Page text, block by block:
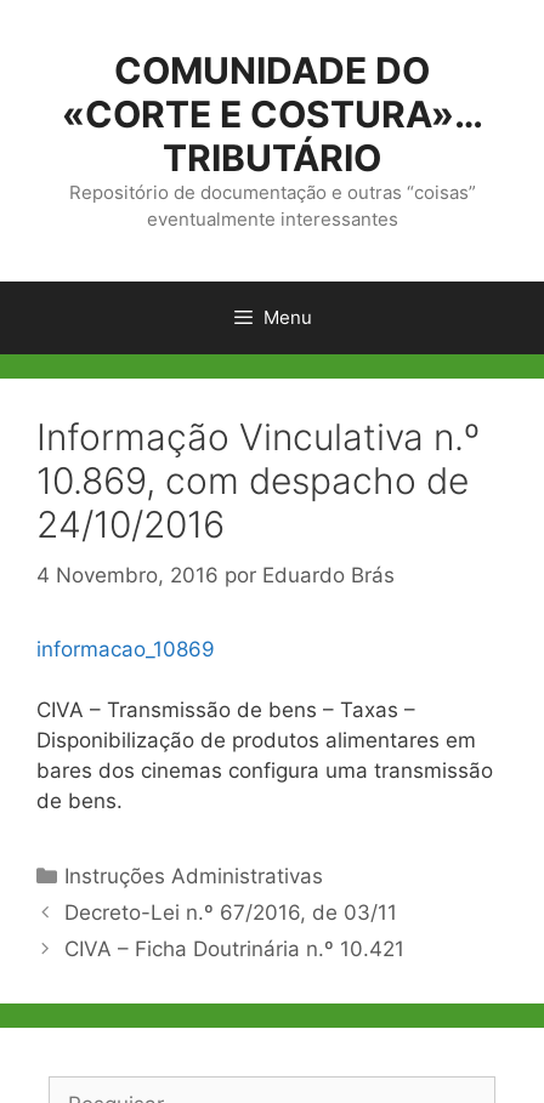
conteúdo
COMUNIDADE DO
«CORTE E COSTURA»…
TRIBUTÁRIO
Repositório de documentação e outras “coisas”
eventualmente interessantes
Menu
Informação Vinculativa n.º
10.869, com despacho de
24/10/2016
4 Novembro, 2016 por Eduardo Brás
informacao_10869
CIVA – Transmissão de bens – Taxas –
Disponibilização de produtos alimentares em
bares dos cinemas configura uma transmissão
de bens.
Categorias
Instruções Administrativas
Navegação
de
Decreto-Lei n.º 67/2016, de 03/11
CIVA – Ficha Doutrinária n.º 10.421
Pesquisar